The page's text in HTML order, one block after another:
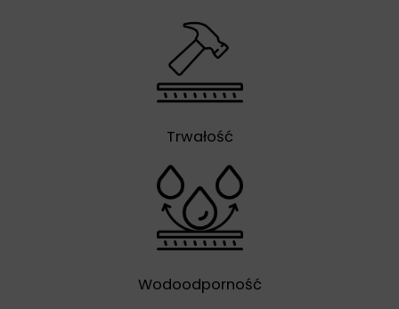
Trwałość
Wodoodporność